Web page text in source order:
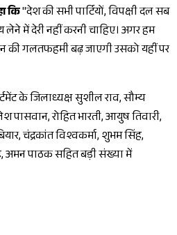
कि"देश की सभी पार्टियों, विपक्षी दल सब
में देरी नहीं करनी चाहिए। अगर हम
की गलतफहमी बढ़ जाएगी उसको यहीं पर
के जिलाध्यक्ष सुशील राव, सौम्य
पासवान, रोहित भारती, आयुष तिवारी,
चंद्रकांत विश्वकर्मा, शुभम सिंह,
अमन पाठक सहित बड़ी संख्या में